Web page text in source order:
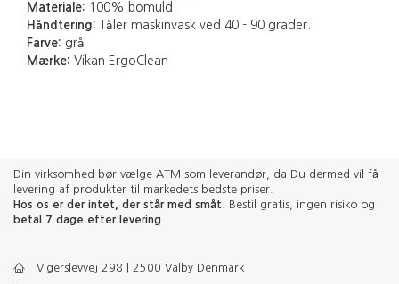
Materiale: 100% bomuld
Håndtering: Tåler maskinvask ved 40 - 90 grader.
Farve: grå
Mærke: Vikan ErgoClean
Din virksomhed bør vælge ATM som leverandør, da Du dermed vil få
levering af produkter til markedets bedste priser.
Hos os er der intet, der står med småt . Bestil gratis, ingen risiko og
betal 7 dage efter levering
Vigerslevvej 298 | 2500 Valby Denmark